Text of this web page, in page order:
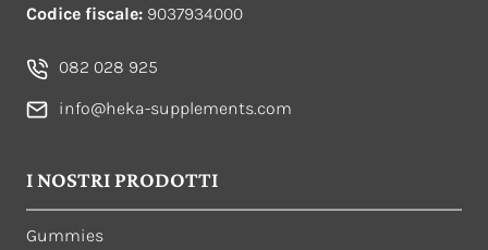
Codice fiscale: 9037934000
082 028 925
info@heka-supplements.com
I NOSTRI PRODOTTI
Gummies